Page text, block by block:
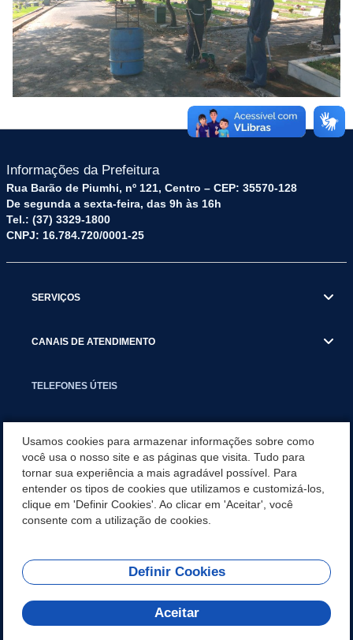
Informações da Prefeitura
Rua Barão de Piumhi, nº 121, Centro – CEP: 35570-128
De segunda a sexta-feira, das 9h às 16h
Tel.: (37) 3329-1800
CNPJ: 16.784.720/0001-25
SERVIÇOS
CANAIS DE ATENDIMENTO
TELEFONES ÚTEIS
NOTÍCIAS
APLICATIVO
REDES SOCIAIS
Usamos cookies para armazenar informações sobre como
você usa o nosso site e as páginas que visita. Tudo para
tornar sua experiência a mais agradável possível. Para
entender os tipos de cookies que utilizamos e customizá-los,
clique em 'Definir Cookies'. Ao clicar em 'Aceitar', você
consente com a utilização de cookies.
Definir Cookies
Aceitar